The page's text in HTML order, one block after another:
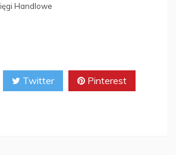
Handlowe
Twitter Pinterest